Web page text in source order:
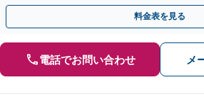
続手続きもお任せください【初回相談無料】生
料金表を見る
電話でお問い合わせ メ